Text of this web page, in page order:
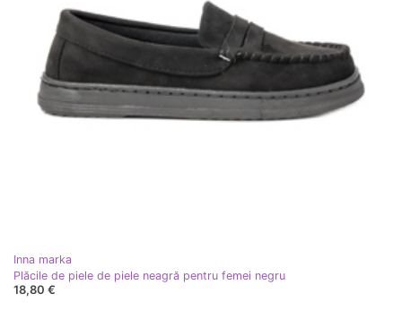
Inna marka
Plăcile de piele de piele neagră pentru femei negru
18,80 €